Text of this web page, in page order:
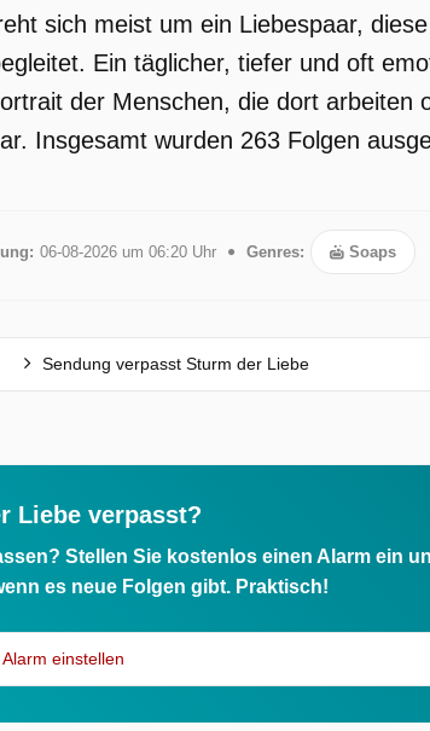
sich meist um ein Liebespaar,
Ein täglicher, tiefer und oft
der Menschen, die dort arbeiten
Insgesamt wurden 263 Folgen
06-08-2026 um 06:20 Uhr Genres: Soaps
Sendung verpasst Sturm der Liebe
Liebe verpasst?
Stellen Sie kostenlos einen Alarm ein
es neue Folgen gibt. Praktisch!
Alarm einstellen